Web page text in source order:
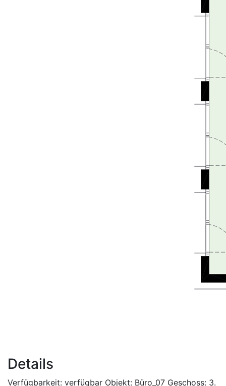
Details
Verfügbarkeit: verfügbar Objekt: Büro_07 Geschoss: 3.